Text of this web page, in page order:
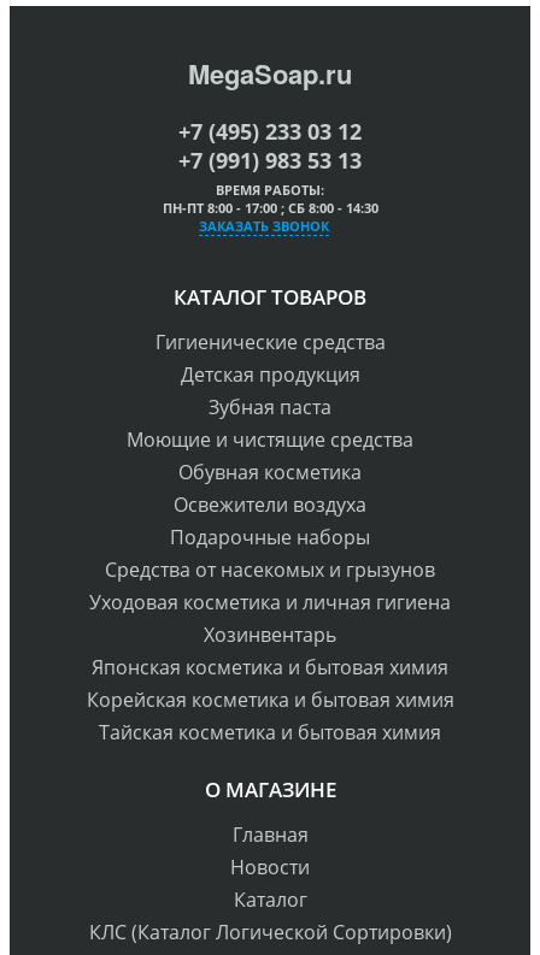
MegaSoap.ru
+7 (495) 233 03 12
+7 (991) 983 53 13
ВРЕМЯ РАБОТЫ:
ПН-ПТ 8:00 - 17:00 ; СБ 8:00 - 14:30
ЗАКАЗАТЬ ЗВОНОК
КАТАЛОГ ТОВАРОВ
Гигиенические средства
Детская продукция
Зубная паста
Моющие и чистящие средства
Обувная косметика
Освежители воздуха
Подарочные наборы
Средства от насекомых и грызунов
Уходовая косметика и личная гигиена
Хозинвентарь
Японская косметика и бытовая химия
Корейская косметика и бытовая химия
Тайская косметика и бытовая химия
О МАГАЗИНЕ
Главная
Новости
Каталог
КЛС (Каталог Логической Сортировки)